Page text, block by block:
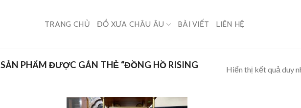
TRANG CHỦ ĐỒ XƯA CHÂU ÂU BÀI VIẾT LIÊN HỆ
SẢN PHẨM ĐƯỢC GẮN THẺ “ĐỒNG HỒ RISING
Hiển thị kết quả duy